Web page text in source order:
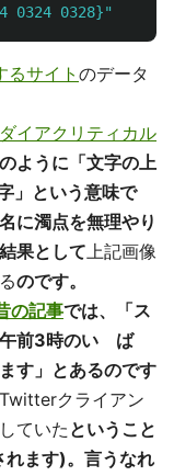
0324 0328}"
サイト のデータ
ダイアクリティカル
ように「文字の上
」という意味で
に濁点を無理やり
果として上記画像
のです。
の記事では、「ス
午前3時のい゙ば
」とあるのです
クライアン
ていた ということ
れます)。言うなれ